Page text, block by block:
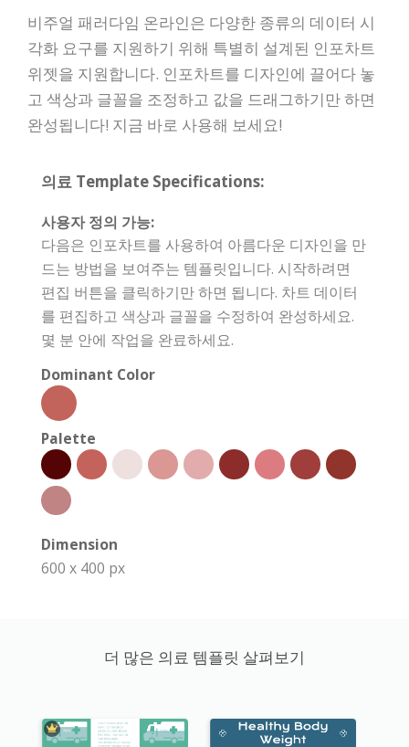
비주얼 패러다임 온라인은 다양한 종류의 데이터 시
각화 요구를 지원하기 위해 특별히 설계된 인포차트
위젯을 지원합니다. 인포차트를 디자인에 끌어다 놓
고 색상과 글꼴을 조정하고 값을 드래그하기만 하면
완성됩니다! 지금 바로 사용해 보세요!
의료 Template Specifications:
사용자 정의 가능:
다음은 인포차트를 사용하여 아름다운 디자인을 만
드는 방법을 보여주는 템플릿입니다. 시작하려면
편집 버튼을 클릭하기만 하면 됩니다. 차트 데이터
를 편집하고 색상과 글꼴을 수정하여 완성하세요.
몇 분 안에 작업을 완료하세요.
Dominant Color
Palette
Dimension
600 x 400 px
더 많은 의료 템플릿 살펴보기